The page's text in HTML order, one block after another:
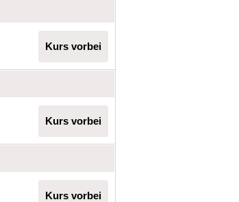
Kurs vorbei
Kurs vorbei
Kurs vorbei